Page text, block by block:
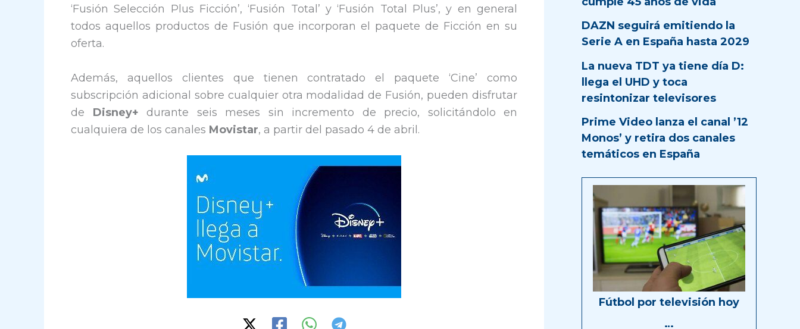
‘Fusión Selección Plus Ficción’, ‘Fusión Total’ y ‘Fusión Total Plus’, y en general
todos aquellos productos de Fusión que incorporan el paquete de Ficción en su
oferta.
Además, aquellos clientes que tienen contratado el paquete ‘Cine’ como
subscripción adicional sobre cualquier otra modalidad de Fusión, pueden disfrutar
de Disney+ durante seis meses sin incremento de precio, solicitándolo en
cualquiera de los canales Movistar, a partir del pasado 4 de abril.
DAZN seguirá emitiendo la
Serie A en España hasta 2029
La nueva TDT ya tiene día D:
llega el UHD y toca
resintonizar televisores
Prime Video lanza el canal ’12
Monos’ y retira dos canales
temáticos en España
Fútbol por televisión hoy
…